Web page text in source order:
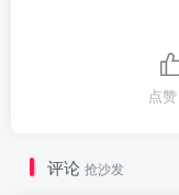
点赞
评论 抢沙发